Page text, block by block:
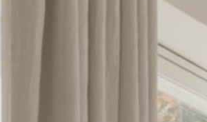
Jobba med oss